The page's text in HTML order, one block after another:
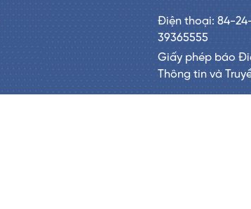
Điện thoại: 84-
39365555
Giấy phép báo
Thông tin và